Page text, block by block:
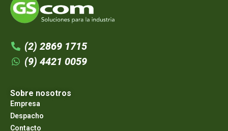
(2) 2869 1715
(9) 4421 0059
Sobre nosotros
Empresa
Despacho
Contacto